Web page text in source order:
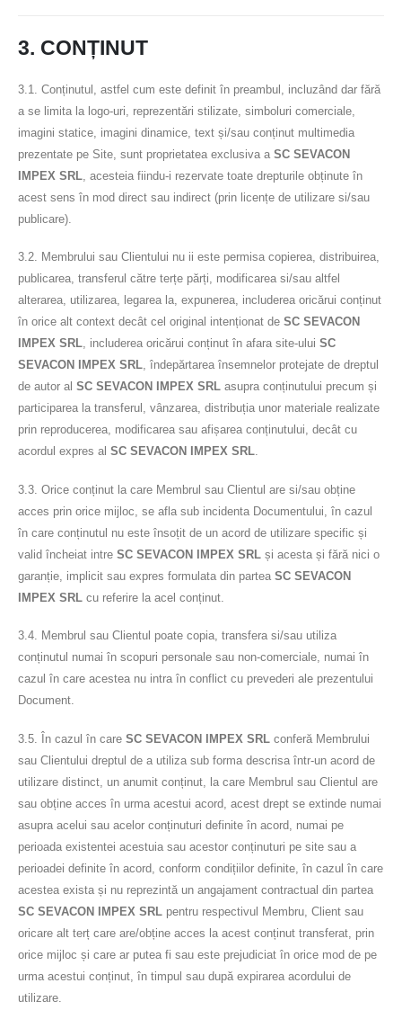
3. CONȚINUT
3.1. Conținutul, astfel cum este definit în preambul, incluzând dar fără
a se limita la logo-uri, reprezentări stilizate, simboluri comerciale,
imagini statice, imagini dinamice, text și/sau conținut multimedia
prezentate pe Site, sunt proprietatea exclusiva a SC SEVACON
IMPEX SRL , acesteia fiindu-i rezervate toate drepturile obținute în
acest sens în mod direct sau indirect (prin licențe de utilizare si/sau
publicare).
3.2. Membrului sau Clientului nu ii este permisa copierea, distribuirea,
publicarea, transferul către terțe părți, modificarea si/sau altfel
alterarea, utilizarea, legarea la, expunerea, includerea oricărui conținut
în orice alt context decât cel original intenționat de SC SEVACON
IMPEX SRL, includerea oricărui conținut în afara site-ului SC
SEVACON IMPEX SRL, îndepărtarea însemnelor protejate de dreptul
de autor al SC SEVACON IMPEX SRL asupra conținutului precum și
participarea la transferul, vânzarea, distribuția unor materiale realizate
prin reproducerea, modificarea sau afișarea conținutului, decât cu
acordul expres al SC SEVACON IMPEX SRL.
3.3. Orice conținut la care Membrul sau Clientul are si/sau obține
acces prin orice mijloc, se afla sub incidenta Documentului, în cazul
în care conținutul nu este însoțit de un acord de utilizare specific și
valid încheiat intre SC SEVACON IMPEX SRL și acesta și fără nici o
garanție, implicit sau expres formulata din partea SC SEVACON
IMPEX SRL cu referire la acel conținut.
3.4. Membrul sau Clientul poate copia, transfera si/sau utiliza
conținutul numai în scopuri personale sau non-comerciale, numai în
cazul în care acestea nu intra în conflict cu prevederi ale prezentului
Document.
3.5. În cazul în care SC SEVACON IMPEX SRL conferă Membrului
sau Clientului dreptul de a utiliza sub forma descrisa într-un acord de
utilizare distinct, un anumit conținut, la care Membrul sau Clientul are
sau obține acces în urma acestui acord, acest drept se extinde numai
asupra acelui sau acelor conținuturi definite în acord, numai pe
perioada existentei acestuia sau acestor conținuturi pe site sau a
perioadei definite în acord, conform condițiilor definite, în cazul în care
acestea exista și nu reprezintă un angajament contractual din partea
SC SEVACON IMPEX SRL pentru respectivul Membru, Client sau
oricare alt terț care are/obține acces la acest conținut transferat, prin
orice mijloc și care ar putea fi sau este prejudiciat în orice mod de pe
urma acestui conținut, în timpul sau după expirarea acordului de
utilizare.